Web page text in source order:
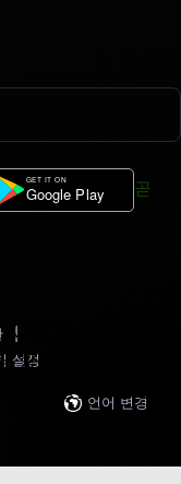
곧
|
설정
언어 변경
깁니다
향상, 사용 분석 및
키 유형을 직접 선